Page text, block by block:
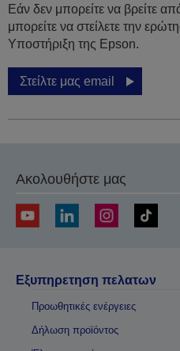
Εάν δεν μπορείτε να βρείτε
μπορείτε να στείλετε την
Υποστήριξη της Epson.
Στείλτε μας email
Ακολουθήστε μας
Εξυπηρετηση πελατων
Προωθητικές ενέργειες
Δήλωση προϊόντος